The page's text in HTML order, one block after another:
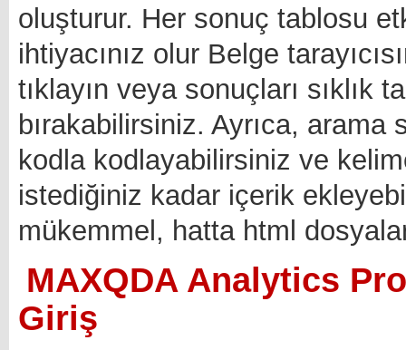
oluşturur. Her sonuç tablosu
ihtiyacınız olur Belge
tıklayın veya sonuçları sıklık
bırakabilirsiniz. Ayrıca, arama
kodla kodlayabilirsiniz ve
istediğiniz kadar içerik
mükemmel, hatta html
MAXQDA Analytics
Giriş